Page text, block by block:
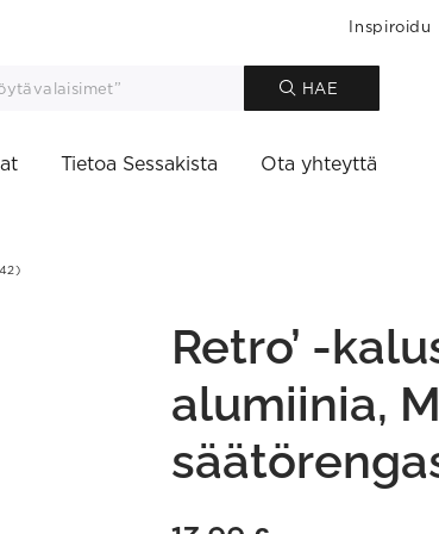
Inspiroidu
HAE
Tietoa Sessakista Ota yhteyttä
Retro’ -
alumiinia,